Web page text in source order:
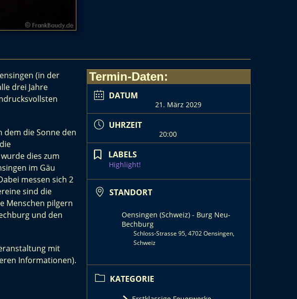
(in der
drei Jahre
dem die Sonne den
dies zum
im Gäu
messen sich 2
sind die
Menschen pilgern
und den
mit
Informationen).
Termin-Daten:
DATUM
21. März 2029
UHRZEIT
20:00
LABELS
Highlight!
STANDORT
Oensingen (Schweiz) - Burg Neu-
Bechburg
Schloss-Strasse 95, 4702 Oensingen,
Schweiz
KATEGORIE